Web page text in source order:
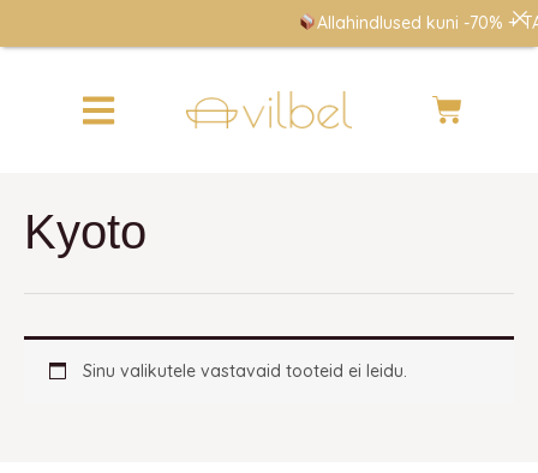
to
Cart
Kyoto
Sinu valikutele vastavaid tooteid ei leidu.
Allahindlused kuni -70% +